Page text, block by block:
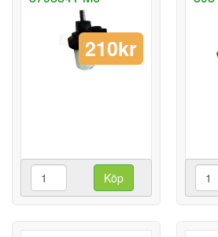
210kr
Köp